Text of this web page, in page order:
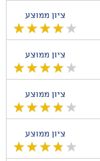
ציון ממוצע
ציון ממוצע
ציון ממוצע
ציון ממוצע